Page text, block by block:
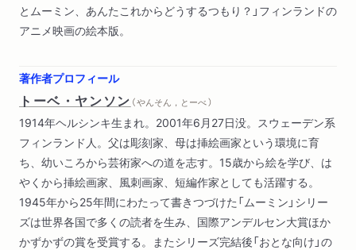
とムーミン、あんたこれからどうするつもり？」フィンランドの
アニメ映画の絵本版。
著作者プロフィール
トーベ・ヤンソン （ やんそん，とーべ ）
1914年ヘルシンキ生まれ。2001年6月27日没。スウェーデン系
フィンランド人。父は彫刻家、母は挿絵画家という環境に育
ち、幼いころから芸術家への道を志す。15歳から絵を学び、は
やくから挿絵画家、風刺画家、短編作家としても活躍する。
1945年から25年間にわたって書きつづけた「ムーミン」シリー
ズは世界各国で多くの読者を生み、国際アンデルセン大賞ほか
かずかずの賞を受賞する。またシリーズ完結後「おとな向け」の